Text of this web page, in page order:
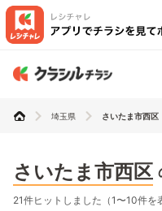
埼玉県 さいたま市西区
さいたま市西区
21件ヒットしました（1〜10件を